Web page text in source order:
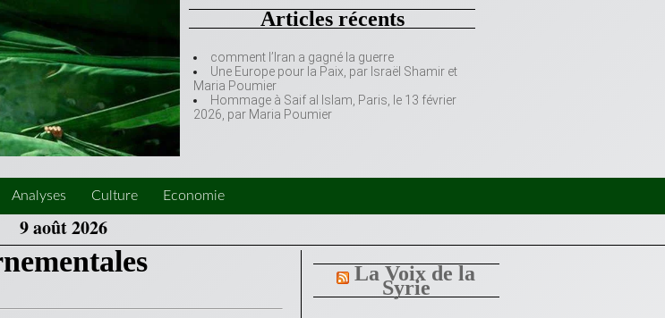
Articles récents
comment l’Iran a gagné la guerre
Une Europe pour la Paix, par Israël Shamir et
Maria Poumier
Hommage à Saif al Islam, Paris, le 13 février
2026, par Maria Poumier
Analyses Culture Economie
9 août 2026
La Voix de la
Syrie